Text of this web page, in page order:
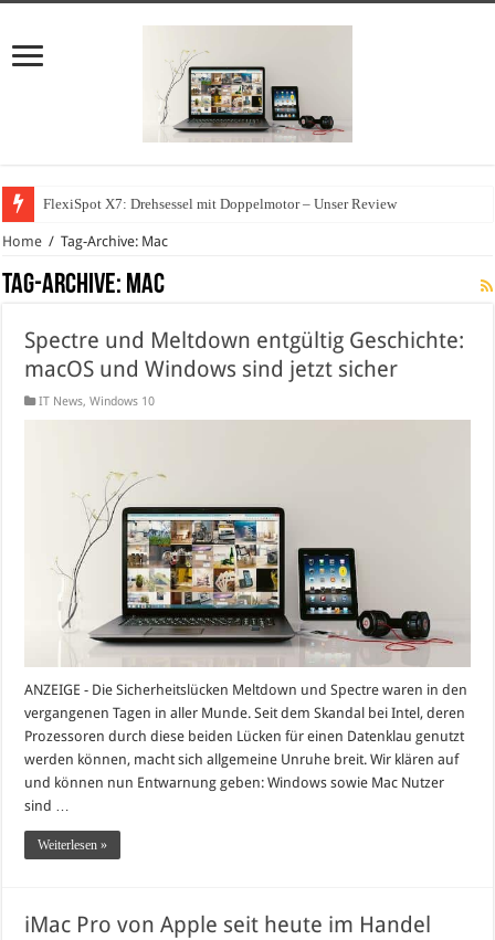
FlexiSpot X7: Drehsessel mit Doppelmotor – Unser Review
Home / Tag-Archive: Mac
Tag-Archive: Mac
Spectre und Meltdown entgültig Geschichte:
macOS und Windows sind jetzt sicher
IT News,Windows 10
ANZEIGE - Die Sicherheitslücken Meltdown und Spectre waren in den
vergangenen Tagen in aller Munde. Seit dem Skandal bei Intel, deren
Prozessoren durch diese beiden Lücken für einen Datenklau genutzt
werden können, macht sich allgemeine Unruhe breit. Wir klären auf
und können nun Entwarnung geben: Windows sowie Mac Nutzer
sind …
Weiterlesen »
iMac Pro von Apple seit heute im Handel